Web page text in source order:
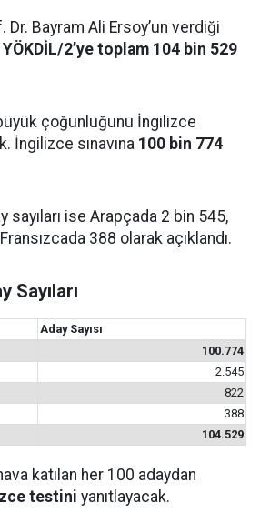
Dr. Bayram Ali Ersoy’un verdiği
2’ye toplam 104 bin 529
büyük çoğunluğunu İngilizce
İngilizce sınavına 100 bin 774
sayıları ise Arapçada 2 bin 545,
388 olarak açıklandı.
Sayıları
Aday Sayısı
100.774
2.545
822
388
104.529
katılan her 100 adaydan
testini yanıtlayacak.